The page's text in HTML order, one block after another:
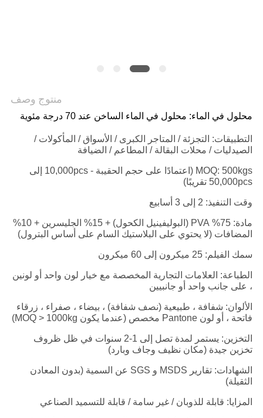
منتوج وصف
محلول في الماء: محلول في الماء الساخن عند 70 درجة مئوية
التطبيقات: التجزئة / المتاجر الكبرى / الأسواق / المأكولات /
الصيدليات / محلات البقالة / المطاعم / الضيافة
MOQ: 500kgs (اعتمادًا على حجم الحقيبة - 10,000pcs إلى
50,000pcs تقريبًا)
وقت التنفيذ: 2 إلى 3 أسابيع
مادة: 75% PVA (البوليفينيل الكحول) + 15% الجليسرين + 10%
المضافات (لا يحتوي على البلاستيك السام على أساس البترول)
سمك الفيلم: 25 ميكرون إلى 60 ميكرون
الطباعة: العلامات التجارية المخصصة مع خيار لون واحد أو لونين
، على جانب واحد أو جانبيين
الألوان: شفافة ، طبيعية (نصف شفافة) ، بيضاء ، صفراء ، زرقاء
فاتحة ، أو لون Pantone مخصص (عندما يكون MOQ > 1000kg)
التخزين: يستمر لمدة تصل إلى 1-2 سنوات في ظل ظروف
تخزين جيدة (مكان نظيف وجاف وبارد)
الشهادات: تقارير MSDS و SGS عن السمية (بدون المعادن
الثقيلة)
المزايا: قابلة للذوبان / غير سامة / قابلة للتسميد الصناعي